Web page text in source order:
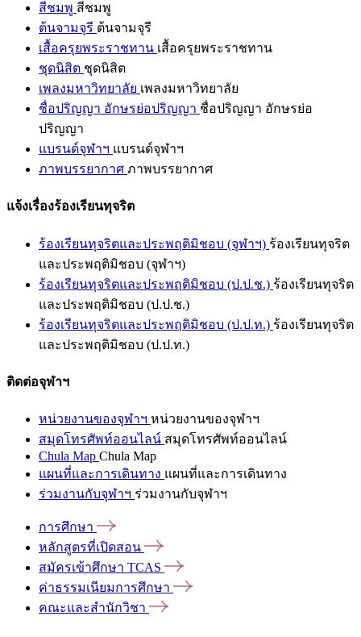
สีชมพู สีชมพู
ต้นจามจุรี ต้นจามจุรี
เสื้อครุยพระราชทาน เสื้อครุยพระราชทาน
ชุดนิสิต ชุดนิสิต
เพลงมหาวิทยาลัย เพลงมหาวิทยาลัย
ชื่อปริญญา อักษรย่อปริญญา ชื่อปริญญา อักษรย่อ
ปริญญา
แบรนด์จุฬาฯ แบรนด์จุฬาฯ
ภาพบรรยากาศ ภาพบรรยากาศ
แจ้งเรื่องร้องเรียนทุจริต
ร้องเรียนทุจริตและประพฤติมิชอบ (จุฬาฯ) ร้องเรียนทุจริต
และประพฤติมิชอบ (จุฬาฯ)
ร้องเรียนทุจริตและประพฤติมิชอบ (ป.ป.ช.) ร้องเรียนทุจริต
และประพฤติมิชอบ (ป.ป.ช.)
ร้องเรียนทุจริตและประพฤติมิชอบ (ป.ป.ท.) ร้องเรียนทุจริต
และประพฤติมิชอบ (ป.ป.ท.)
ติดต่อจุฬาฯ
หน่วยงานของจุฬาฯ หน่วยงานของจุฬาฯ
สมุดโทรศัพท์ออนไลน์ สมุดโทรศัพท์ออนไลน์
Chula Map Chula Map
แผนที่และการเดินทาง แผนที่และการเดินทาง
ร่วมงานกับจุฬาฯ ร่วมงานกับจุฬาฯ
การศึกษา
หลักสูตรที่เปิดสอน
สมัครเข้าศึกษา TCAS
ค่าธรรมเนียมการศึกษา
คณะและสำนักวิชา